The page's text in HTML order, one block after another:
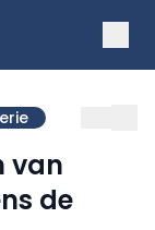
van
de